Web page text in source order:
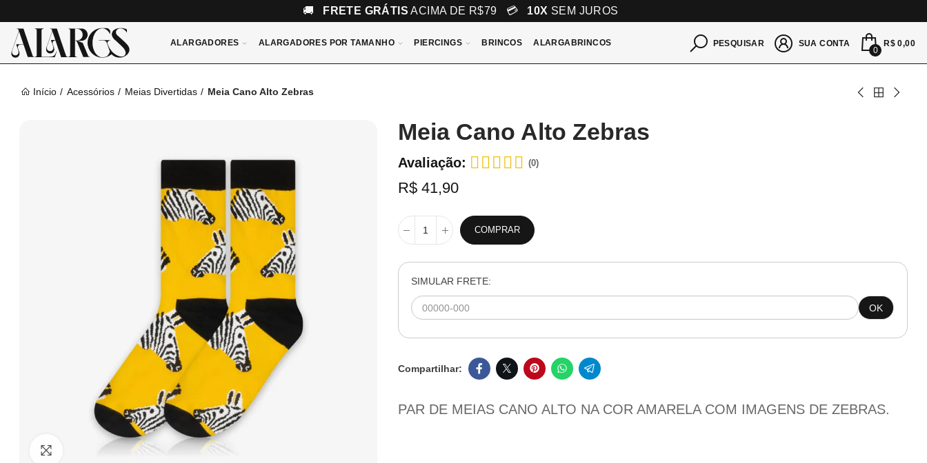
🚚 FRETE GRÁTIS ACIMA DE R$79 💳 10X SEM JUROS
ALARGADORES ALARGADORES POR TAMANHO PIERCINGS BRINCOS ALARGABRINCOS PESQUISAR SUA CONTA
0
R$ 0,00
Início Acessórios Meias Divertidas Meia Cano Alto Zebras
Clique para ampliar
Meia Cano Alto Zebras
Avaliação: (0)
R$ 41,90
COMPRAR
SIMULAR FRETE:
OK
PAR DE MEIAS CANO ALTO NA COR AMARELA COM IMAGENS DE ZEBRAS.